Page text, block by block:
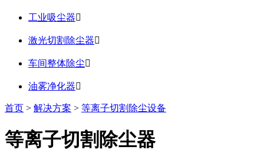
工业吸尘器
激光切割除尘器
车间整体除尘
油雾净化器
首页 > 解决方案 > 等离子切割除尘设备
等离子切割除尘器